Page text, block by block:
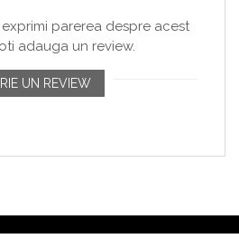
parerea despre acest
adauga un review.
UN REVIEW